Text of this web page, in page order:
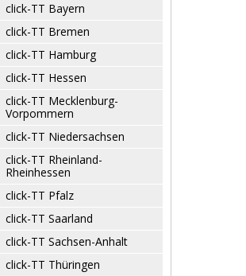
click-TT Bayern
click-TT Bremen
click-TT Hamburg
click-TT Hessen
click-TT Mecklenburg-
Vorpommern
click-TT Niedersachsen
click-TT Rheinland-
Rheinhessen
click-TT Pfalz
click-TT Saarland
click-TT Sachsen-Anhalt
click-TT Thüringen